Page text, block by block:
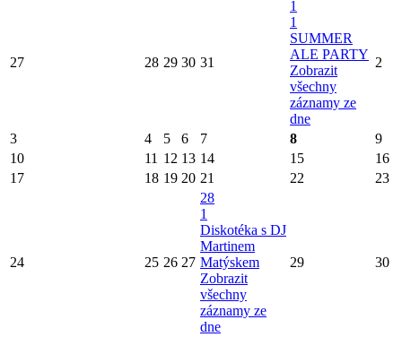
27 28 29 30 31
1
1
SUMMER
ALE PARTY
Zobrazit
všechny
záznamy ze
dne
2
3 4 5 6 7 8
9
10
11 12 13 14 15
16
17
18 19 20 21 22 23
24 25 26 27
28
1
Diskotéka s DJ
Martinem
Matýskem
Zobrazit
všechny
záznamy ze
dne
29 30